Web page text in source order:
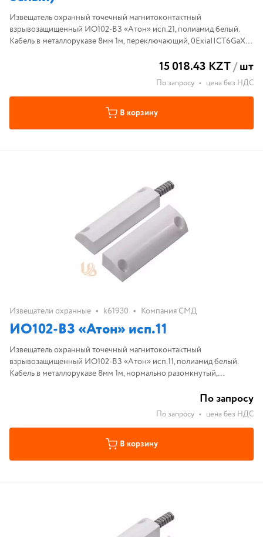
Извещатель охранный точечный магнитоконтактный
взрывозащищенный ИО102-ВЗ «Атон» исп.21, полиамид белый.
Кабель в металлорукаве 8мм 1м, переключающий, 0ExiaIICT6GaX,
15 018.43 KZT/шт
По запросу • цена без НДС
В корзину
Извещатели охранные • k61930 • Компания СМД
ИО102-ВЗ «Атон» исп.11
Извещатель охранный точечный магнитоконтактный
взрывозащищенный ИО102-ВЗ «Атон» исп.11, полиамид белый.
Кабель в металлорукаве 8мм 1м, нормально разомкнутый,
По запросу
По запросу • цена без НДС
В корзину